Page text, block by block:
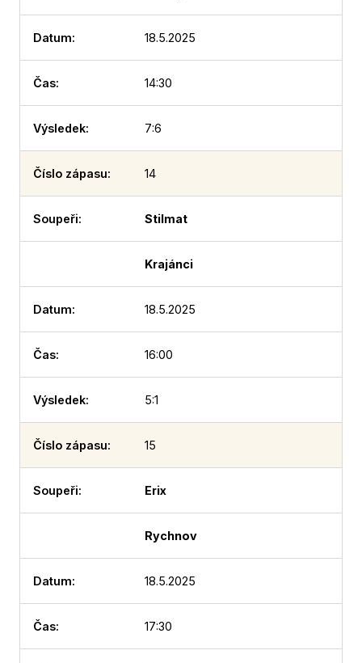
18.5.2025
14:30
7:6
14
Stilmat
Krajánci
18.5.2025
16:00
5:1
15
Erix
Rychnov
18.5.2025
17:30